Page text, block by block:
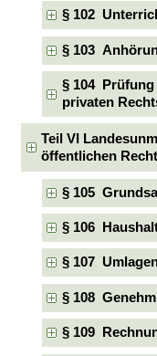
§ 102
§ 103
§ 104
privaten
Teil VI
öffentlichen
§ 105
§ 106
§ 107
§ 108
§ 109